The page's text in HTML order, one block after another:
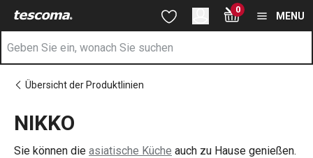
Zum Hauptinhalt springen
Zur Suche springen
Zur Navigation springen 0
MENU
Übersicht der Produktlinien
NIKKO
Sie können die asiatische Küche auch zu Hause genießen.